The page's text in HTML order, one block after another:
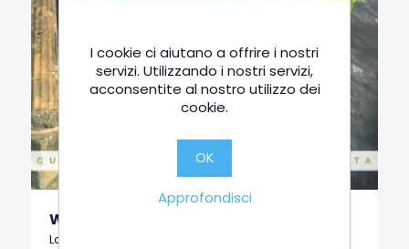
Wine Tour 7 giorni Basilicata-Puglia
La Magna Grecia Strada dei Vini e dei Sapori
I cookie ci aiutano a offrire i nostri
servizi. Utilizzando i nostri servizi,
acconsentite al nostro utilizzo dei
cookie.
OK
Approfondisci